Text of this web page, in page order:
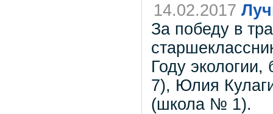
14.02.2017
За победу в
Году
7), Юлия
(школа № 1).